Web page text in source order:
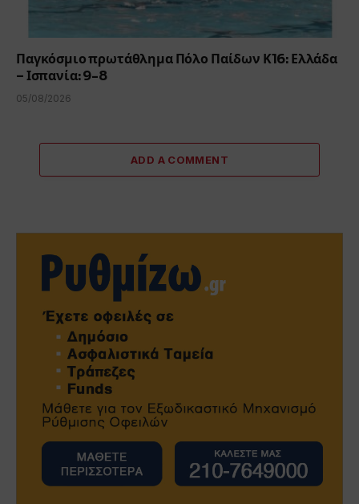
Παγκόσμιο πρωτάθλημα Πόλο Παίδων Κ16: Ελλάδα
– Ισπανία: 9-8
05/08/2026
ADD A COMMENT